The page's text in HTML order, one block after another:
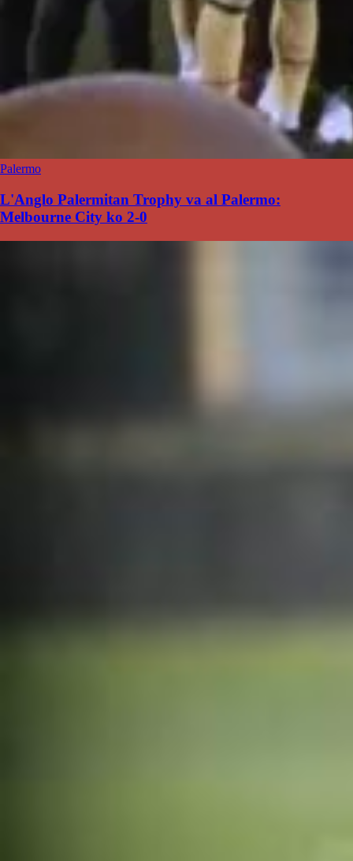
Palermo
L'Anglo Palermitan Trophy va al Palermo:
Melbourne City ko 2-0